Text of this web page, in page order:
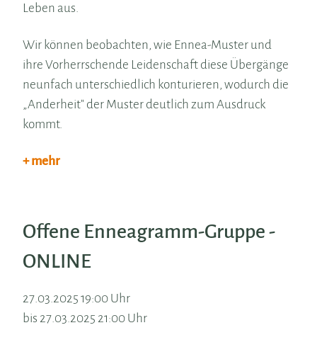
Leben aus.
Wir können beobachten, wie Ennea-Muster und
ihre Vorherrschende Leidenschaft diese Übergänge
neunfach unterschiedlich konturieren, wodurch die
„Anderheit" der Muster deutlich zum Ausdruck
kommt.
+ mehr
Offene Enneagramm-Gruppe -
ONLINE
27.03.2025 19:00 Uhr
bis 27.03.2025 21:00 Uhr